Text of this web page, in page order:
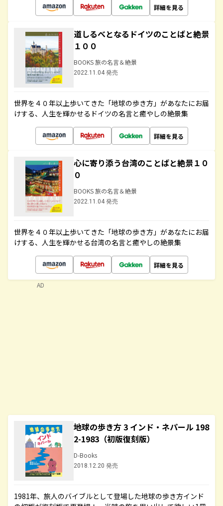
詳細を見る
道しるべとなるドイツのことばと絶景
１００
BOOKS 旅の名言＆絶景
2022.11.04 発売
世界を４０年以上歩いてきた「地球の歩き方」があなたにお届
けする、人生を輝かせるドイツの名言と癒やしの絶景集
詳細を見る
心に寄り添う台湾のことばと絶景１０
０
BOOKS 旅の名言＆絶景
2022.11.04 発売
世界を４０年以上歩いてきた「地球の歩き方」があなたにお届
けする、人生を輝かせる台湾の名言と癒やしの絶景集
詳細を見る
地球の歩き方 3 インド・ネパール 198
2-1983（初版復刻版）
D-Books
2018.12.20 発売
1981年、旅人のバイブルとして登場した地球の歩き方インド
AD